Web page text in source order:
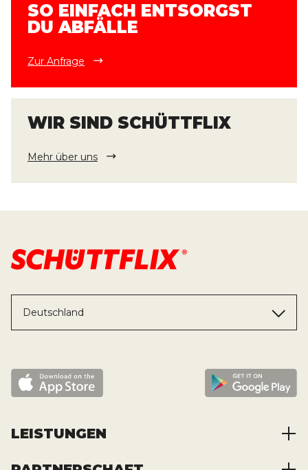
SO EINFACH ENTSORGST
DU ABFÄLLE
Zur Anfrage
WIR SIND SCHÜTTFLIX
Mehr über uns
Deutschland
LEISTUNGEN